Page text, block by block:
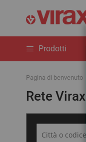
Prodotti
Pagina di benvenuto
Rete Virax